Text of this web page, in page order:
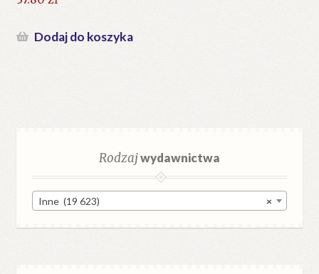
Dodaj do koszyka
Rodzajwydawnictwa
×
Inne (19 623)